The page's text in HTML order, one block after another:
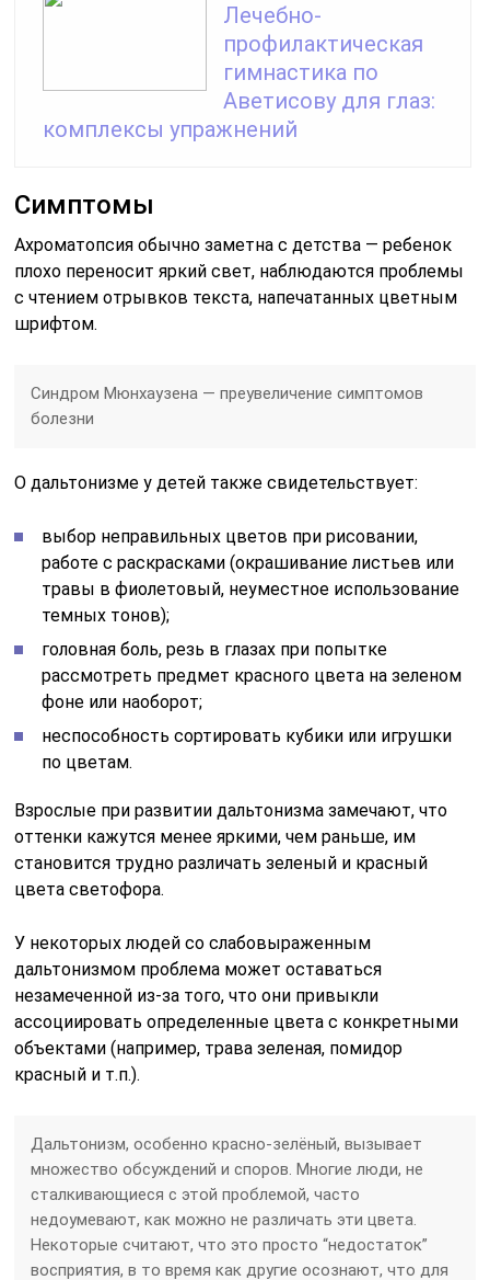
Лечебно-
профилактическая
гимнастика по
Аветисову для глаз:
комплексы упражнений
Симптомы
Ахроматопсия обычно заметна с детства — ребенок
плохо переносит яркий свет, наблюдаются проблемы
с чтением отрывков текста, напечатанных цветным
шрифтом.
Синдром Мюнхаузена — преувеличение симптомов
болезни
О дальтонизме у детей также свидетельствует:
выбор неправильных цветов при рисовании,
работе с раскрасками (окрашивание листьев или
травы в фиолетовый, неуместное использование
темных тонов);
головная боль, резь в глазах при попытке
рассмотреть предмет красного цвета на зеленом
фоне или наоборот;
неспособность сортировать кубики или игрушки
по цветам.
Взрослые при развитии дальтонизма замечают, что
оттенки кажутся менее яркими, чем раньше, им
становится трудно различать зеленый и красный
цвета светофора.
У некоторых людей со слабовыраженным
дальтонизмом проблема может оставаться
незамеченной из-за того, что они привыкли
ассоциировать определенные цвета с конкретными
объектами (например, трава зеленая, помидор
красный и т.п.).
Дальтонизм, особенно красно-зелёный, вызывает
множество обсуждений и споров. Многие люди, не
сталкивающиеся с этой проблемой, часто
недоумевают, как можно не различать эти цвета.
Некоторые считают, что это просто “недостаток”
восприятия, в то время как другие осознают, что для